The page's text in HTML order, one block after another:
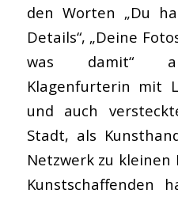
den Worten „Du
Details“, „Deine
was damit“
Klagenfurterin mit
und auch
Stadt, als
Netzwerk zu kleinen
Kunstschaffenden